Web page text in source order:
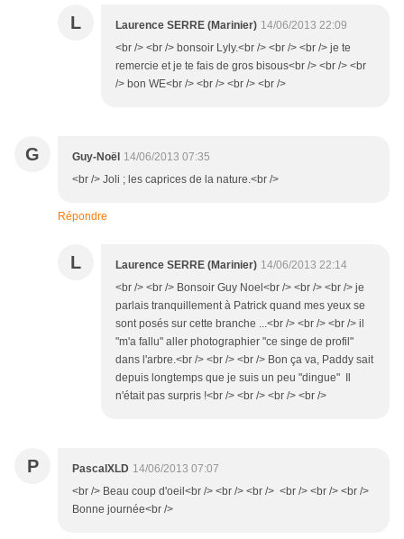
L Laurence SERRE (Marinier) 14/06/2013 22:09
<br /> <br /> bonsoir Lyly.<br /> <br /> <br /> je te
remercie et je te fais de gros bisous<br /> <br /> <br
/> bon WE<br /> <br /> <br /> <br />
G Guy-Noël 14/06/2013 07:35
<br /> Joli ; les caprices de la nature.<br />
Répondre
L Laurence SERRE (Marinier) 14/06/2013 22:14
<br /> <br /> Bonsoir Guy Noel<br /> <br /> <br /> je
parlais tranquillement à Patrick quand mes yeux se
sont posés sur cette branche ...<br /> <br /> <br /> il
"m'a fallu" aller photographier "ce singe de profil"
dans l'arbre.<br /> <br /> <br /> Bon ça va, Paddy sait
depuis longtemps que je suis un peu "dingue" Il
n'était pas surpris !<br /> <br /> <br /> <br />
P PascalXLD 14/06/2013 07:07
<br /> Beau coup d'oeil<br /> <br /> <br /> <br /> <br /> <br />
Bonne journée<br />